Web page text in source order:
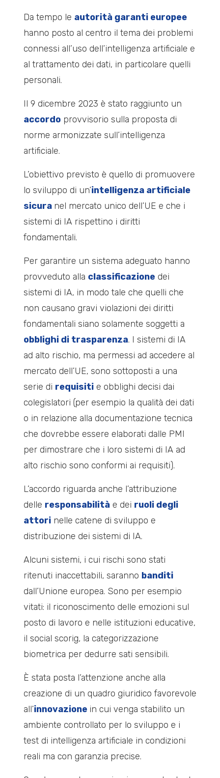
Da tempo le autorità garanti europee
hanno posto al centro il tema dei problemi
connessi all’uso dell’intelligenza artificiale e
al trattamento dei dati, in particolare quelli
personali.
Il 9 dicembre 2023 è stato raggiunto un
accordo provvisorio sulla proposta di
norme armonizzate sull’intelligenza
artificiale.
L’obiettivo previsto è quello di promuovere
lo sviluppo di un’intelligenza artificiale
sicura nel mercato unico dell’UE e che i
sistemi di IA rispettino i diritti
fondamentali.
Per garantire un sistema adeguato hanno
provveduto alla classificazione dei
sistemi di IA, in modo tale che quelli che
non causano gravi violazioni dei diritti
fondamentali siano solamente soggetti a
obblighi di trasparenza. I sistemi di IA
ad alto rischio, ma permessi ad accedere al
mercato dell’UE, sono sottoposti a una
serie di requisiti e obblighi decisi dai
colegislatori (per esempio la qualità dei dati
o in relazione alla documentazione tecnica
che dovrebbe essere elaborati dalle PMI
per dimostrare che i loro sistemi di IA ad
alto rischio sono conformi ai requisiti).
L’accordo riguarda anche l’attribuzione
delle responsabilità e dei ruoli degli
attori nelle catene di sviluppo e
distribuzione dei sistemi di IA.
Alcuni sistemi, i cui rischi sono stati
ritenuti inaccettabili, saranno banditi
dall’Unione europea. Sono per esempio
vitati: il riconoscimento delle emozioni sul
posto di lavoro e nelle istituzioni educative,
il social scorig, la categorizzazione
biometrica per dedurre sati sensibili.
È stata posta l’attenzione anche alla
creazione di un quadro giuridico favorevole
all’innovazione in cui venga stabilito un
ambiente controllato per lo sviluppo e i
test di intelligenza artificiale in condizioni
reali ma con garanzia precise.